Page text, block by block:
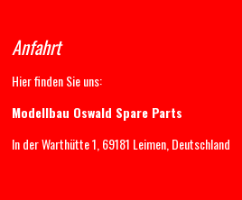
Anfahrt
Hier finden Sie uns:
Modellbau Oswald Spare Parts
In der Warthütte 1, 69181 Leimen, Deutschland